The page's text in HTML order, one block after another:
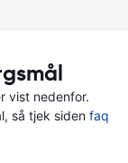
vist nedenfor.
så tjek siden faq